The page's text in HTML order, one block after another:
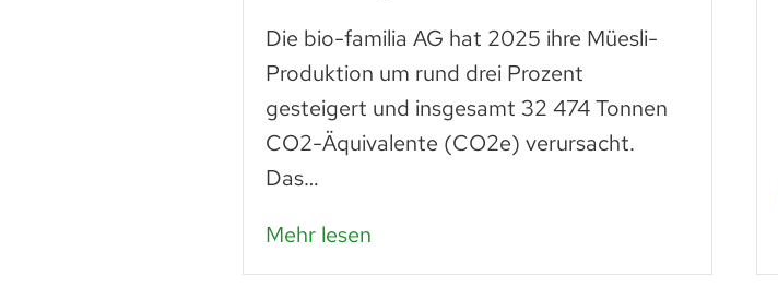
Die bio-familia AG hat 2025 ihre Müesli-
Produktion um rund drei Prozent
gesteigert und insgesamt 32 474 Tonnen
CO2-Äquivalente (CO2e) verursacht.
Das…
Mehr lesen